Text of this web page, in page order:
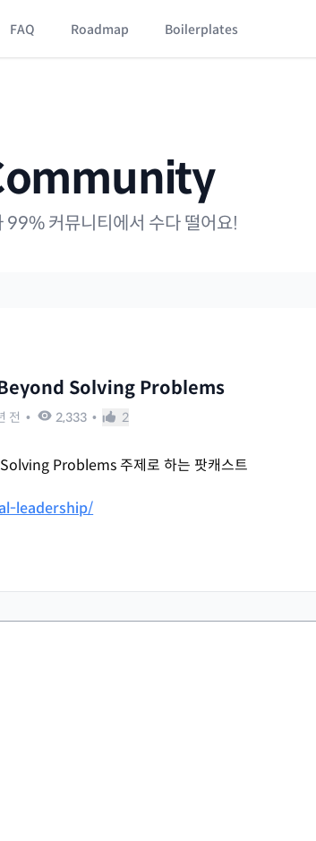
FAQ Roadmap Boilerplates
99% 커뮤니티에서 수다 떨어요!
Solving Problems
전 • 2,333 • 2
Problems 주제로 하는 팟캐스트
leadership/